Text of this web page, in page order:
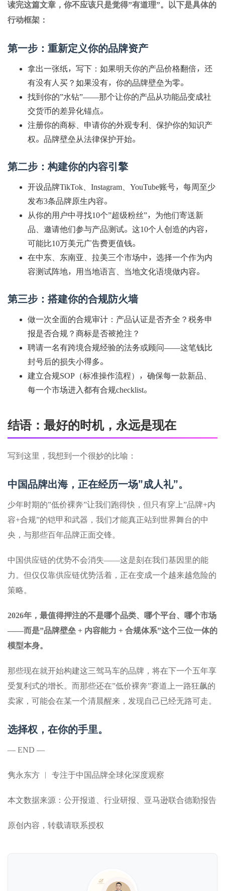
读完这篇文章，你不应该只是觉得”有道理”。以下是具体的
行动框架：
第一步：重新定义你的品牌资产
拿出一张纸，写下：如果明天你的产品价格翻倍，还
有没有人买？如果没有，你的品牌壁垒为零。
找到你的”水钻”——那个让你的产品从功能品变成社
交货币的差异化锚点。
注册你的商标、申请你的外观专利、保护你的知识产
权。品牌壁垒从法律保护开始。
第二步：构建你的内容引擎
开设品牌TikTok、Instagram、YouTube账号，每周至少
发布3条品牌原生内容。
从你的用户中寻找10个”超级粉丝”，为他们寄送新
品、邀请他们参与产品测试。这10个人创造的内容，
可能比10万美元广告费更值钱。
在中东、东南亚、拉美三个市场中，选择一个作为内
容测试阵地，用当地语言、当地文化语境做内容。
第三步：搭建你的合规防火墙
做一次全面的合规审计：产品认证是否齐全？税务申
报是否合规？商标是否被抢注？
聘请一名有跨境合规经验的法务或顾问——这笔钱比
封号后的损失小得多。
建立合规SOP（标准操作流程），确保每一款新品、
每一个市场进入都有合规checklist。
结语：最好的时机，永远是现在
写到这里，我想到一个很妙的比喻：
中国品牌出海，正在经历一场”成人礼”。
少年时期的”低价裸奔”让我们跑得快，但只有穿上”品牌+内
容+合规”的铠甲和武器，我们才能真正站到世界舞台的中
央，与那些百年品牌正面交锋。
中国供应链的优势不会消失——这是刻在我们基因里的能
力。但仅仅靠供应链优势活着，正在变成一个越来越危险的
策略。
2026年，最值得押注的不是哪个品类、哪个平台、哪个市场
——而是”品牌壁垒 + 内容能力 + 合规体系”这个三位一体的
模型本身。
那些现在就开始构建这三驾马车的品牌，将在下一个五年享
受复利式的增长。而那些还在”低价裸奔”赛道上一路狂飙的
卖家，可能会在某一个清晨醒来，发现自己已经无路可走。
选择权，在你的手里。
— END —
隽永东方 ︱ 专注于中国品牌全球化深度观察
本文数据来源：公开报道、行业研报、亚马逊联合德勤报告
原创内容，转载请联系授权